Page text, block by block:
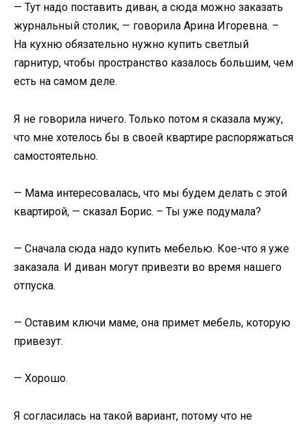
— Тут надо поставить диван, а сюда можно заказать
журнальный столик, — говорила Арина Игоревна. –
На кухню обязательно нужно купить светлый
гарнитур, чтобы пространство казалось большим, чем
есть на самом деле.
Я не говорила ничего. Только потом я сказала мужу,
что мне хотелось бы в своей квартире распоряжаться
самостоятельно.
— Мама интересовалась, что мы будем делать с этой
квартирой, — сказал Борис. – Ты уже подумала?
— Сначала сюда надо купить мебелью. Кое-что я уже
заказала. И диван могут привезти во время нашего
отпуска.
— Оставим ключи маме, она примет мебель, которую
привезут.
— Хорошо.
Я согласилась на такой вариант, потому что не